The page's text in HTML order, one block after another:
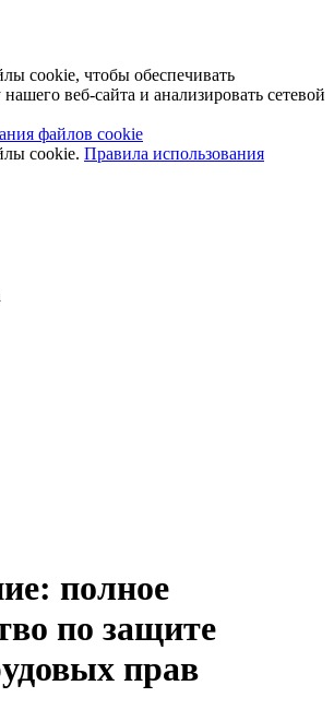
cookie, чтобы обеспечивать
веб-сайта и анализировать сетевой
файлов cookie
cookie. Правила использования
полное
по защите
прав